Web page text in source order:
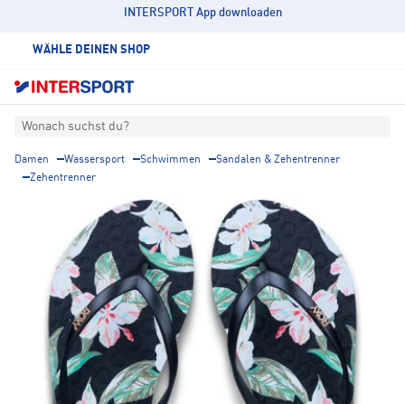
INTERSPORT App downloaden
WÄHLE DEINEN SHOP
Wonach suchst du?
Damen Wassersport Schwimmen
Sandalen & Zehentrenner
Zehentrenner